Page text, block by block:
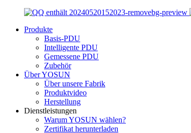
Produkte
Basis-PDU
Intelligente PDU
Gemessene PDU
Zubehör
Über YOSUN
Über unsere Fabrik
Produktvideo
Herstellung
Dienstleistungen
Warum YOSUN wählen?
Zertifikat herunterladen